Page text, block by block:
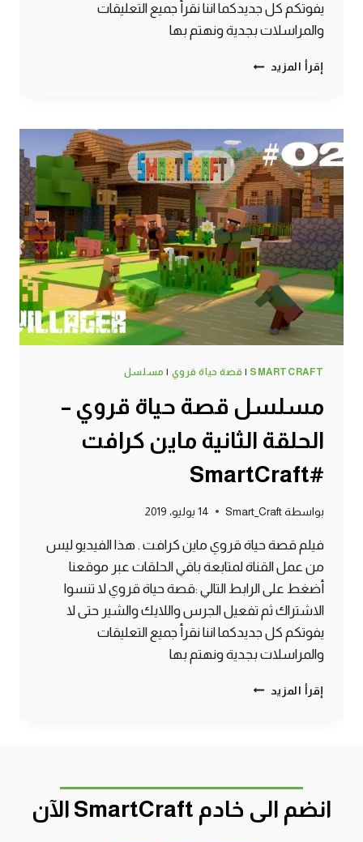
يفوتكم كل جديدكما اننا نقرأ جميع التعليقات
والمراسلات بجدية ونهتم بها
إقرأ المزيد مسلسل
–
الحلقة
الثالثة
ماين
كرافت
#SMARTCRAFT
SMARTCRAFT
| قصة حياة قروي | مسلسل
مسلسل قصة حياة قروي –
الحلقة الثانية ماين كرافت
#SmartCraft
بواسطة Smart_Craft 14 يوليو، 2019
فيلم قصة حياة قروي ماين كرافت . هذا الفيديو ليس
من عمل القناة لمتابعة باقي الحلقات عبر موقعنا
أضغط على الرابط التالي :قصة حياة قروي لا تنسوا
الاشتراك ثم تفعيل الجرس واللايك والشير حتى لا
يفوتكم كل جديدكما اننا نقرأ جميع التعليقات
والمراسلات بجدية ونهتم بها
إقرأ المزيد مسلسل
الثانية
كرافت
انضم الى خادم SmartCraft الآن